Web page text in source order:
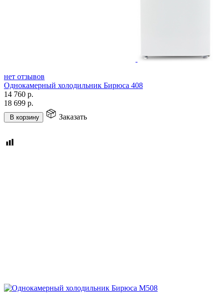
нет отзывов
Однокамерный холодильник Бирюса 408
14 760 р.
18 699 р.
В корзину Заказать